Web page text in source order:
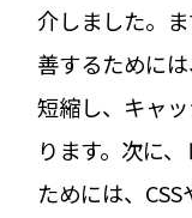
介しました。
善するために
短縮し、キャ
ります。次に
ためには、